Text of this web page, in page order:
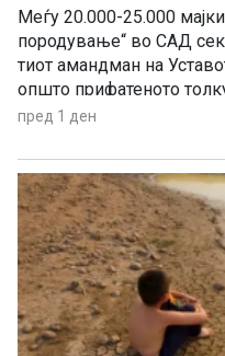
Меѓу 20.000-25.000
породување“ во САД
тиот амандман на
општо прифатеното
гарантира државјанство
пред 1 ден